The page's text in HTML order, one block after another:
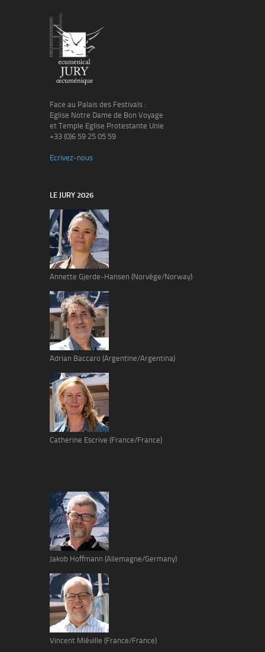
Face au Palais des Festivals :
Eglise Notre Dame de Bon Voyage
et Temple Eglise Protestante Unie
+33 (0)6 59 25 05 59
Ecrivez-nous
LE JURY 2026
Annette Gjerde-Hansen (Norvège/Norway)
Adrian Baccaro (Argentine/Argentina)
Catherine Escrive (France/France)
Jakob Hoffmann (Allemagne/Germany)
Vincent Miéville (France/France)